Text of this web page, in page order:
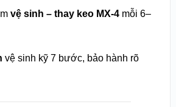
vệ sinh – thay keo MX-4mỗi 6–
vệ sinh kỹ 7 bước, bảo hành rõ